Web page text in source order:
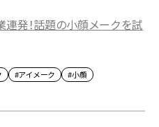
発！話題の小顔メークを試
#アイメーク
#小顔